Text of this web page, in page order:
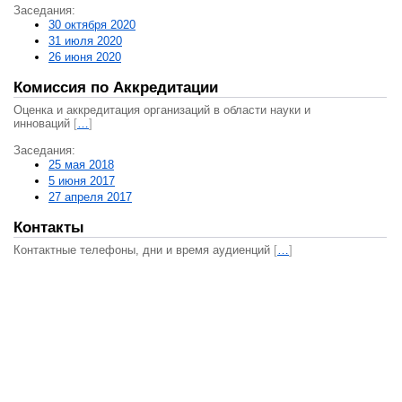
Заседания:
30 октября 2020
31 июля 2020
26 июня 2020
Комиссия по Аккредитации
Оценка и аккредитация организаций в области науки и
инноваций […]
Заседания:
25 мая 2018
5 июня 2017
27 апреля 2017
Контакты
Контактные телефоны, дни и время аудиенций […]